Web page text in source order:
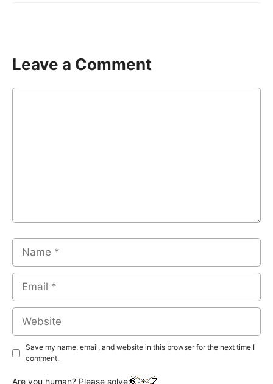
Leave a Comment
Comment
Name
Email
Website
Save my name, email, and website in this browser for the next time I
comment.
Are you human? Please solve: